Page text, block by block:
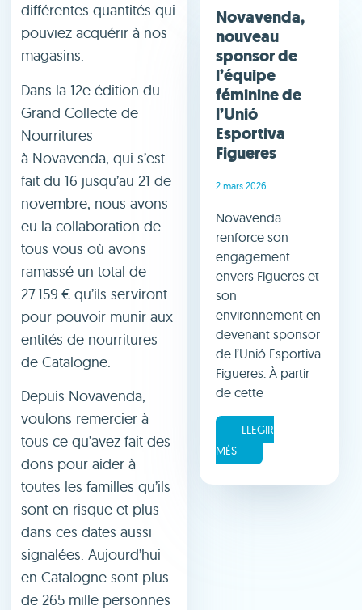
différentes quantités qui
pouviez acquérir à nos
magasins.
Dans la 12e édition du
Grand Collecte de
Nourritures
à Novavenda, qui s’est
fait du 16 jusqu’au 21 de
novembre, nous avons
eu la collaboration de
tous vous où avons
ramassé un total de
27.159 € qu’ils serviront
pour pouvoir munir aux
entités de nourritures
de Catalogne.
Depuis Novavenda,
voulons remercier à
tous ce qu’avez fait des
dons pour aider à
toutes les familles qu’ils
sont en risque et plus
dans ces dates aussi
signalées. Aujourd’hui
en Catalogne sont plus
de 265 mille personnes
Novavenda,
nouveau
sponsor de
l’équipe
féminine de
l’Unió
Esportiva
Figueres
2 mars 2026
Novavenda
renforce son
engagement
envers Figueres et
son
environnement en
devenant sponsor
de l’Unió Esportiva
Figueres. À partir
de cette
LLEGIR
MÉS